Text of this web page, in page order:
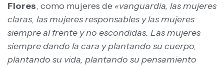
Flores, como mujeres de «vanguardia, las mujeres
claras, las mujeres responsables y las mujeres
siempre al frente y no escondidas. Las mujeres
siempre dando la cara y plantando su cuerpo,
plantando su vida, plantando su pensamiento